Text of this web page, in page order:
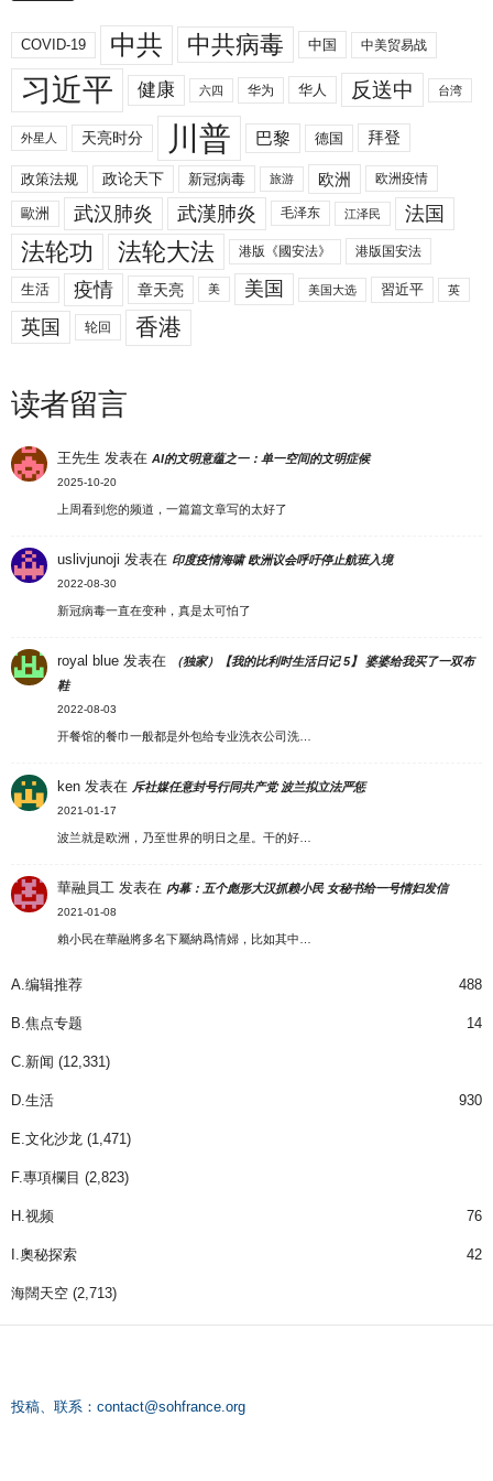
COVID-19 中共 中共病毒 中国 中美贸易战
习近平 健康 六四 华为 华人 反送中 台湾
外星人 天亮时分 川普 巴黎 德国 拜登
政策法规 政论天下 新冠病毒 旅游 欧洲 欧洲疫情
歐洲 武汉肺炎 武漢肺炎 毛泽东 江泽民 法国
法轮功 法轮大法 港版《國安法》 港版国安法
生活 疫情 章天亮 美 美国 美国大选 習近平 英
英国 轮回 香港
读者留言
王先生 发表在AI的文明意蕴之一：单一空间的文明症候
2025-10-20
上周看到您的频道，一篇篇文章写的太好了
uslivjunoji 发表在 印度疫情海啸 欧洲议会呼吁停止航班入境
2022-08-30
新冠病毒一直在变种，真是太可怕了
royal blue 发表在
（独家）【我的比利时生活日记 5】 婆婆给我买了一双布
鞋
2022-08-03
开餐馆的餐巾一般都是外包给专业洗衣公司洗…
ken 发表在 斥社媒任意封号行同共产党 波兰拟立法严惩
2021-01-17
波兰就是欧洲，乃至世界的明日之星。干的好…
華融員工 发表在 内幕：五个彪形大汉抓赖小民 女秘书给一号情妇发信
2021-01-08
賴小民在華融將多名下屬納爲情婦，比如其中…
A.编辑推荐 488
B.焦点专题 14
C.新闻 (12,331)
D.生活 930
E.文化沙龙 (1,471)
F.專項欄目 (2,823)
H.视频 76
I.奧秘探索 42
海闊天空 (2,713)
投稿、联系： contact@sohfrance.org